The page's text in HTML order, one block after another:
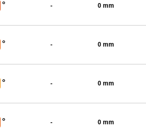
° - 0 mm
° - 0 mm
° - 0 mm
° - 0 mm